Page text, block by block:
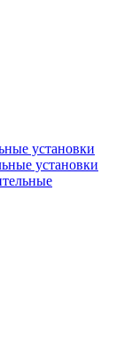
установки
установки